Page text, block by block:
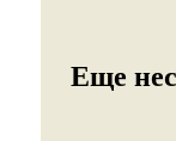
Еще